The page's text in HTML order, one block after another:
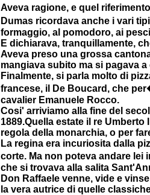
Aveva ragione, e quel
Dumas ricordava anche i vari
formaggio, al pomodoro, ai
E dichiarava, tranquillamente,
Aveva preso una grossa
mangiava subito ma si pagava
Finalmente, si parla molto di
francese, il De Boucard, che
cavalier Emanuele Rocco.
Cosi' arriviamo alla fine del
1889.Quella estate il re
regola della monarchia, o per
La regina era incuriosita dalla
corte. Ma non poteva andare
che si trovava alla salita
Don Raffaele venne, vide e
la vera autrice di quelle